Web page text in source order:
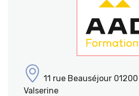
11 rue Beauséjour
Valserine